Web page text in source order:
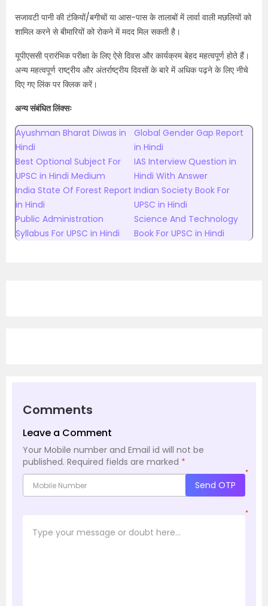
सजावटी पानी की टंकियों/बगीचों या आस-पास के तालाबों में लार्वा वाली मछलियों को
शामिल करने से बीमारियों को रोकने में मदद मिल सकती है।
यूपीएससी प्रारंभिक परीक्षा के लिए ऐसे दिवस और कार्यक्रम बेहद महत्वपूर्ण होते हैं।
अन्य महत्वपूर्ण राष्ट्रीय और अंतर्राष्ट्रीय दिवसों के बारे में अधिक पढ़ने के लिए नीचे
दिए गए लिंक पर क्लिक करें।
अन्य संबंधित लिंक्सः
Ayushman Bharat Diwas in
Hindi
Global Gender Gap Report
in Hindi
Best Optional Subject For
UPSC in Hindi Medium
IAS Interview Question in
Hindi With Answer
India State Of Forest Report
in Hindi
Indian Society Book For
UPSC in Hindi
Public Administration
Syllabus For UPSC in Hindi
Science And Technology
Book For UPSC in Hindi
Comments
Leave a Comment
Your Mobile number and Email id will not be
published. Required fields are marked *
*
Send OTP
*